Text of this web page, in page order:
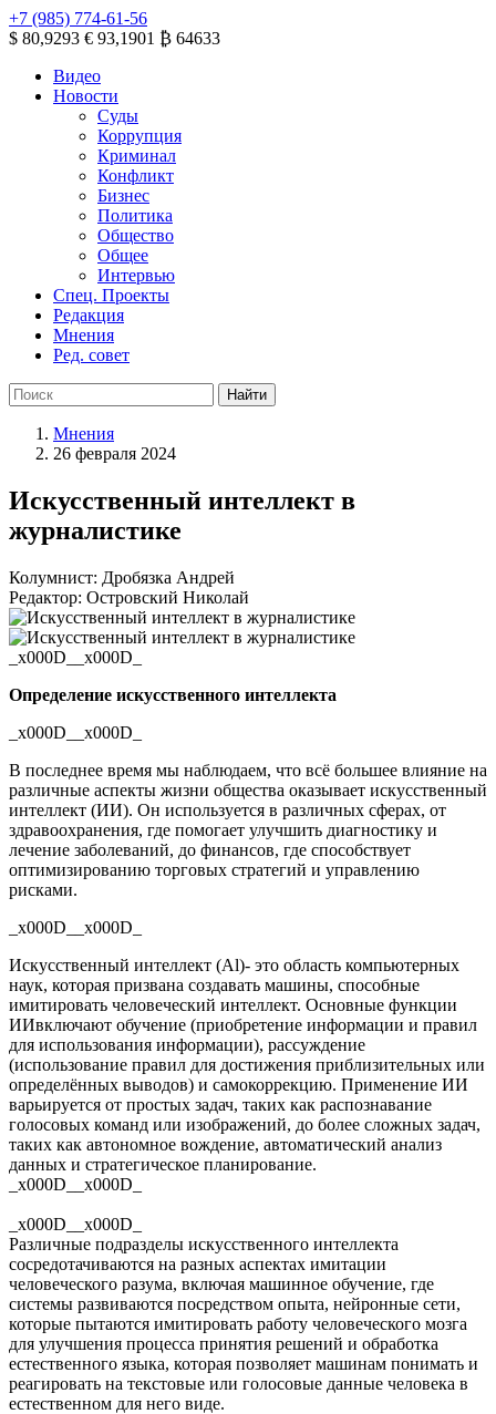
+7 (985) 774-61-56
$ 80,9293 € 93,1901 ₿ 64633
Видео
Новости
Суды
Коррупция
Криминал
Конфликт
Бизнес
Политика
Общество
Общее
Интервью
Спец. Проекты
Редакция
Мнения
Ред. совет
Мнения
26 февраля 2024
Искусственный интеллект в
журналистике
Колумнист: Дробязка Андрей
Редактор: Островский Николай
_x000D__x000D_
Определение искусственного интеллекта
_x000D__x000D_
В последнее время мы наблюдаем, что всё большее влияние на
различные аспекты жизни общества оказывает искусственный
интеллект (ИИ). Он используется в различных сферах, от
здравоохранения, где помогает улучшить диагностику и
лечение заболеваний, до финансов, где способствует
оптимизированию торговых стратегий и управлению
рисками.
_x000D__x000D_
Искусственный интеллект (Аl)- это область компьютерных
наук, которая призвана создавать машины, способные
имитировать человеческий интеллект. Основные функции
ИИвключают обучение (приобретение информации и правил
для использования информации), рассуждение
(использование правил для достижения приблизительных или
определённых выводов) и самокоррекцию. Применение ИИ
варьируется от простых задач, таких как распознавание
голосовых команд или изображений, до более сложных задач,
таких как автономное вождение, автоматический анализ
данных и стратегическое планирование.
_x000D__x000D_
_x000D__x000D_
Различные подразделы искусственного интеллекта
сосредотачиваются на разных аспектах имитации
человеческого разума, включая машинное обучение, где
системы развиваются посредством опыта, нейронные сети,
которые пытаются имитировать работу человеческого мозга
для улучшения процесса принятия решений и обработка
естественного языка, которая позволяет машинам понимать и
реагировать на текстовые или голосовые данные человека в
естественном для него виде.